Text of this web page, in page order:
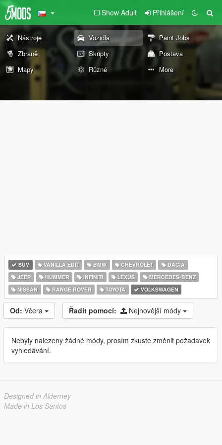
Show Adult Přihlášení
Nástroje Vozidla
Paint Jobs
Zbraně
Skripty
Postava
Mapy
Různé More
SUV VANILLA EDIT BMW CHEVROLET
DACIA
JEEP
HUMMER INFINITI LEXUS
MERCEDES-BENZ
NISSAN
RANGE ROVER TOYOTA VOLKSWAGEN
Od: Včera Řadit pomocí: Nejnovější módy
Nebyly nalezeny žádné módy, prosím zkuste změnit požadavek
vyhledávání.
Designed in Alderney
Made in Los Santos